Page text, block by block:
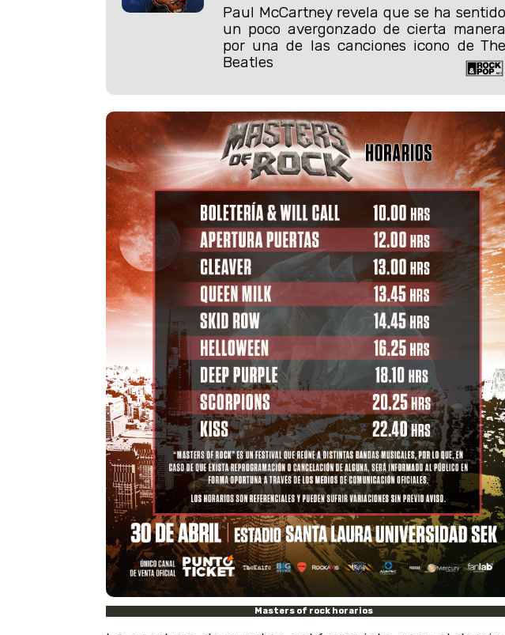
Paul McCartney revela que se ha sentido
un poco avergonzado de cierta manera
por una de las canciones icono de The
Beatles
Masters of rock horarios